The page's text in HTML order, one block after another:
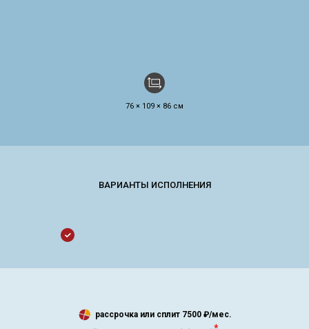
76 × 109 × 86 см
рассрочка или сплит 7500₽/мес.